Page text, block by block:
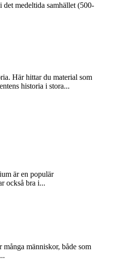
det medeltida samhället (500-
Här hittar du material som
historia i stora...
är en populär
också bra i...
människor, både som